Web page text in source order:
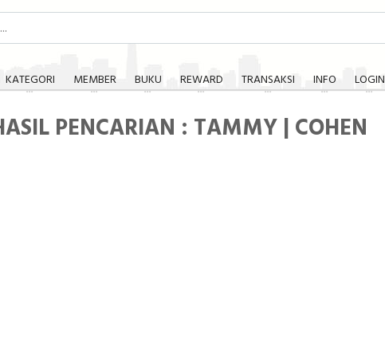
KATEGORI MEMBER BUKU REWARD TRANSAKSI INFO LOGIN
PENCARIAN : TAMMY | COHEN